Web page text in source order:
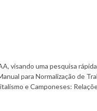
visando uma pesquisa
para Normalização de
e Camponeses: